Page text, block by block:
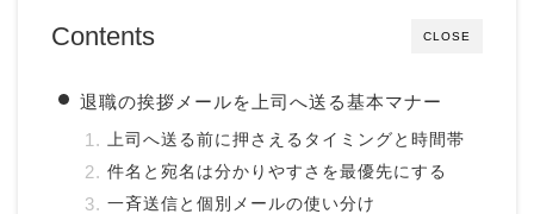
CLOSE
Contents
退職の挨拶メールを上司へ送る基本マナー
上司へ送る前に押さえるタイミングと時間帯
件名と宛名は分かりやすさを最優先にする
一斉送信と個別メールの使い分け